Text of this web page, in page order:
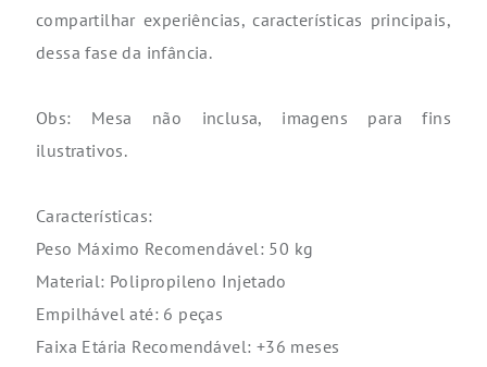
compartilhar experiências, características principais,
dessa fase da infância.
Obs: Mesa não inclusa, imagens para fins
ilustrativos.
Características:
Peso Máximo Recomendável: 50 kg
Material: Polipropileno Injetado
Empilhável até: 6 peças
Faixa Etária Recomendável: +36 meses